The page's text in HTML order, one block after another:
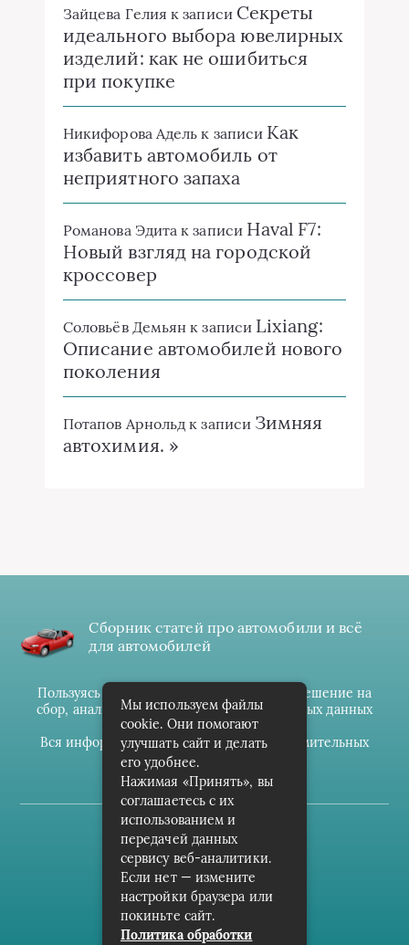
Зайцева Гелия к записи Секреты
идеального выбора ювелирных
изделий: как не ошибиться
при покупке
Никифорова Адель к записи Как
избавить автомобиль от
неприятного запаха
Романова Эдита к записи Haval F7:
Новый взгляд на городской
кроссовер
Соловьёв Демьян к записи Lixiang:
Описание автомобилей нового
поколения
Потапов Арнольд к записи Зимняя
автохимия. »
Сборник статей про автомобили и всё
для автомобилей
Пользуясь данным ресурсом вы даёте разрешение на
сбор, анализ и хранение своих персональных данных
согласноПравилам
Вся информация предоставлена в ознакомительных
целях.
(c) cpark-avto.ru
Карта сайта
О проекте
Архив
Мы используем файлы
cookie. Они помогают
улучшать сайт и делать
его удобнее.
Нажимая «Принять», вы
соглашаетесь с их
использованием и
передачей данных
сервису веб-аналитики.
Если нет — измените
настройки браузера или
покиньте сайт.
Политика обработки